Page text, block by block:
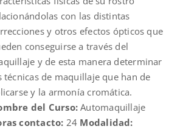
con las distintas
y otros efectos ópticos que
conseguirse a través del
y de esta manera determinar
técnicas de maquillaje que han de
y la armonía cromática.
del Curso:Automaquillaje
contacto: 24 Modalidad: